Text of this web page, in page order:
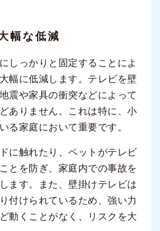
幅な低減
しっかりと固定することによ
幅に低減します。テレビを壁
震や家具の衝突などによって
ありません。これは特に、小
る家庭において重要です。
に触れたり、ペットがテレビ
とを防ぎ、家庭内での事故を
ます。また、壁掛けテレビは
付けられているため、強い力
動くことがなく、リスクを大